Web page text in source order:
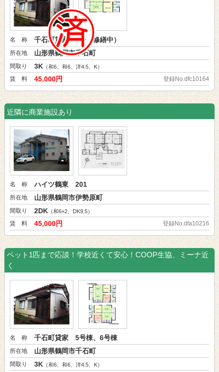
名 称 千石町貸家 1号（修繕中）
所在地 山形県鶴岡市千石町
間取り 3K （和6、和6、洋4.5、K）
賃 料 45,000円 登録No.dfc10164
近隣に商業施設あり
名 称 ハイツ鶴東 201
所在地 山形県鶴岡市伊勢原町
間取り 2DK （和6×2、DK9.5）
賃 料 45,000円 登録No.dfa10216
ペット1匹まで応談！学校近くて安心！COOP生協、ミーナ近
く
名 称 千石町貸家 5号棟、6号棟
所在地 山形県鶴岡市千石町
間取り 3K （和6、和6、洋4.5、K）